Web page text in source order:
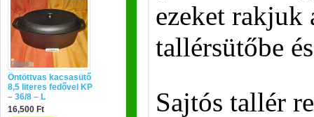
Öntöttvas kacsasütő
8,5 literes fedővel KP
– 36/8 – L
16,500 Ft
ezeket rakjuk
tallérsütőbe
Sajtós tallér